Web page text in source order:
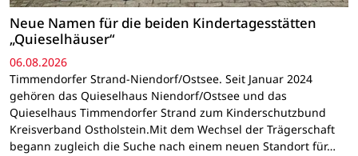
Neue Namen für die beiden Kindertagesstätten
„Quieselhäuser“
06.08.2026
Timmendorfer Strand-Niendorf/Ostsee. Seit Januar 2024
gehören das Quieselhaus Niendorf/Ostsee und das
Quieselhaus Timmendorfer Strand zum Kinderschutzbund
Kreisverband Ostholstein.Mit dem Wechsel der Trägerschaft
begann zugleich die Suche nach einem neuen Standort für…